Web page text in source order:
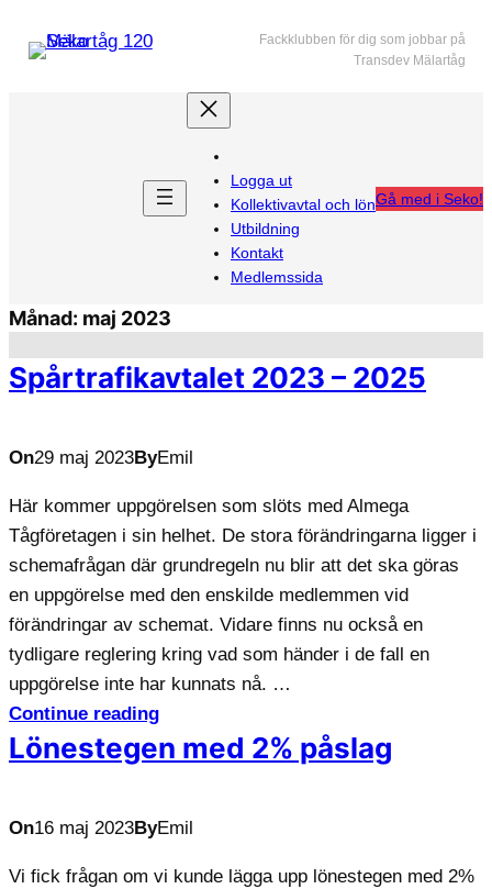
Fackklubben för dig som jobbar på
Transdev Mälartåg
Logga ut
Kollektivavtal och lön
Utbildning
Kontakt
Medlemssida
Gå med i Seko!
Månad: maj 2023
Spårtrafikavtalet 2023 – 2025
On29 maj 2023ByEmil
Här kommer uppgörelsen som slöts med Almega
Tågföretagen i sin helhet. De stora förändringarna ligger i
schemafrågan där grundregeln nu blir att det ska göras
en uppgörelse med den enskilde medlemmen vid
förändringar av schemat. Vidare finns nu också en
tydligare reglering kring vad som händer i de fall en
uppgörelse inte har kunnats nå. …
Continue reading
Lönestegen med 2% påslag
On16 maj 2023ByEmil
Vi fick frågan om vi kunde lägga upp lönestegen med 2%